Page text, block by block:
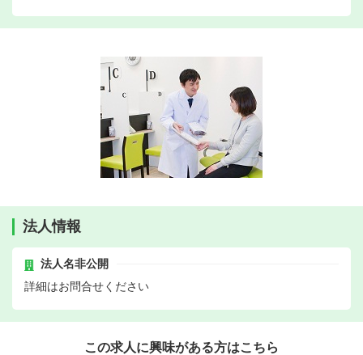
法人情報
法人名非公開
詳細はお問合せください
この求人に興味がある方はこちら